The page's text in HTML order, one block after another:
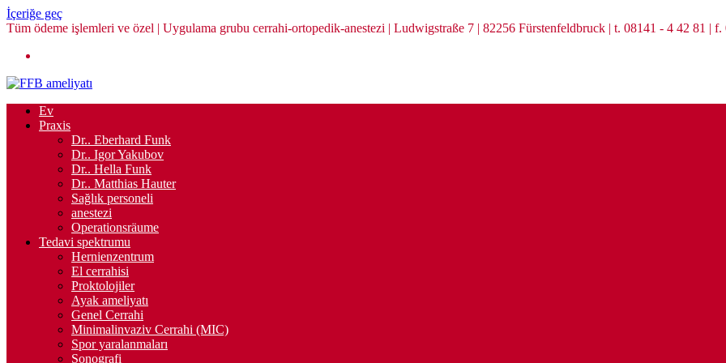
İçeriğe geç
Tüm ödeme işlemleri ve özel | Uygulama grubu cerrahi-ortopedik-anestezi | Ludwigstraße 7 | 82256 Fürstenfeldbruck | t. 08141 - 4 42 81 | f.
Ev
Praxis
Dr.. Eberhard Funk
Dr.. Igor Yakubov
Dr.. Hella Funk
Dr.. Matthias Hauter
Sağlık personeli
anestezi
Operationsräume
Tedavi spektrumu
Hernienzentrum
El cerrahisi
Proktolojiler
Ayak ameliyatı
Genel Cerrahi
Minimalinvaziv Cerrahi (MIC)
Spor yaralanmaları
Sonografi